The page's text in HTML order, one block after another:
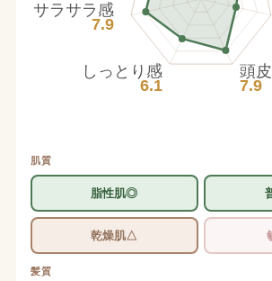
頭
7.9
しっとり感
6.1
サラサラ感
7.9
肌質
脂性肌◎
乾燥肌△
髪質